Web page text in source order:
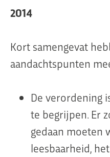
2014
Kort samengevat
aandachtspunten
De verordening
te begrijpen. Er
gedaan moeten
leesbaarheid,